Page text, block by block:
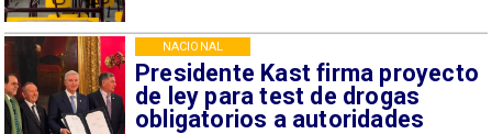
Presidente Kast firma proyecto
de ley para test de drogas
obligatorios a autoridades
NACIONAL